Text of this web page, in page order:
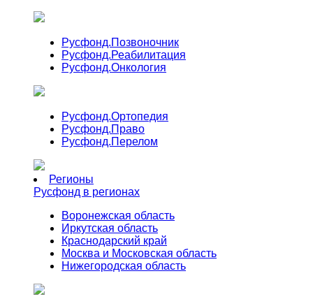
Русфонд.Позвоночник
Русфонд.Реабилитация
Русфонд.Онкология
Русфонд.Ортопедия
Русфонд.Право
Русфонд.Перелом
Регионы
Русфонд в регионах
Воронежская область
Иркутская область
Краснодарский край
Москва и Московская область
Нижегородская область